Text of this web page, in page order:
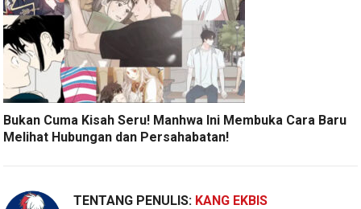
Bukan Cuma Kisah Seru! Manhwa Ini Membuka Cara Baru
Melihat Hubungan dan Persahabatan!
TENTANG PENULIS: KANG EKBIS